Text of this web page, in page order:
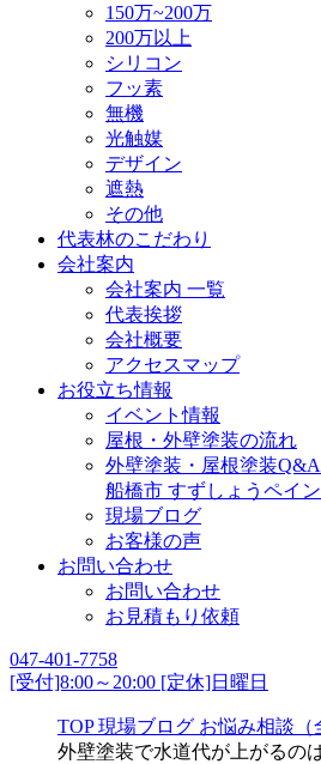
150万~200万
200万以上
シリコン
フッ素
無機
光触媒
デザイン
遮熱
その他
代表林のこだわり
会社案内
会社案内 一覧
代表挨拶
会社概要
アクセスマップ
お役立ち情報
イベント情報
屋根・外壁塗装の流れ
外壁塗装・屋根塗装
船橋市 すずしょうペイン
現場ブログ
お客様の声
お問い合わせ
お問い合わせ
お見積もり依頼
047-401-7758
[受付]8:00～20:00 [定休]日曜日
TOP 現場ブログ お悩み相談（
外壁塗装で水道代が上がるの